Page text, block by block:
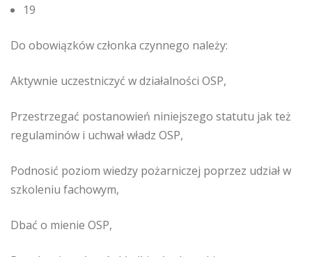
19
Do obowiązków członka czynnego należy:
Aktywnie uczestniczyć w działalności OSP,
Przestrzegać postanowień niniejszego statutu jak też
regulaminów i uchwał władz OSP,
Podnosić poziom wiedzy pożarniczej poprzez udział w
szkoleniu fachowym,
Dbać o mienie OSP,